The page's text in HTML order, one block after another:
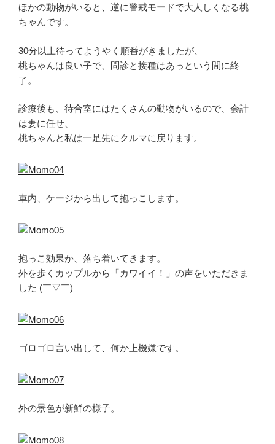
ほかの動物がいると、逆に警戒モードで大人しくなる桃
ちゃんです。
30分以上待ってようやく順番がきましたが、
桃ちゃんは良い子で、問診と接種はあっという間に終
了。
診療後も、待合室にはたくさんの動物がいるので、会計
は妻に任せ、
桃ちゃんと私は一足先にクルマに戻ります。
車内、ケージから出して抱っこします。
抱っこ効果か、落ち着いてきます。
外を歩くカップルから「カワイイ！」の声をいただきま
した (￣▽￣)
ゴロゴロ言い出して、何か上機嫌です。
外の景色が新鮮の様子。